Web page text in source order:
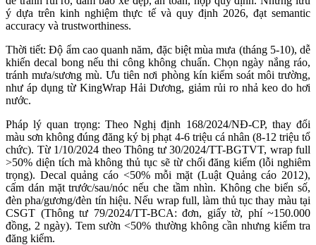
ý dựa trên kinh nghiệm thực tế và quy định 2026, đạt semantic
accuracy và trustworthiness.
Thời tiết: Độ ẩm cao quanh năm, đặc biệt mùa mưa (tháng 5-10), dễ
khiến decal bong nếu thi công không chuẩn. Chọn ngày nắng ráo,
tránh mưa/sương mù. Ưu tiên nơi phòng kín kiểm soát môi trường,
như áp dụng từ KingWrap Hải Dương, giảm rủi ro nhả keo do hơi
nước.
Pháp lý quan trọng: Theo Nghị định 168/2024/NĐ-CP, thay đổi
màu sơn không đúng đăng ký bị phạt 4-6 triệu cá nhân (8-12 triệu tổ
chức). Từ 1/10/2024 theo Thông tư 30/2024/TT-BGTVT, wrap full
>50% diện tích mà không thủ tục sẽ từ chối đăng kiểm (lỗi nghiêm
trọng). Decal quảng cáo <50% mỗi mặt (Luật Quảng cáo 2012),
cấm dán mặt trước/sau/nóc nếu che tầm nhìn. Không che biển số,
đèn pha/gương/đèn tín hiệu. Nếu wrap full, làm thủ tục thay màu tại
CSGT (Thông tư 79/2024/TT-BCA: đơn, giấy tờ, phí ~150.000
đồng, 2 ngày). Tem sườn <50% thường không cần nhưng kiểm tra
đăng kiểm.